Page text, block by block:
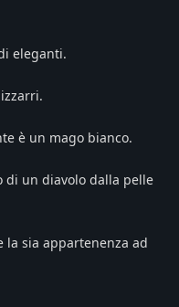
eleganti.
è un mago bianco.
di un diavolo dalla pelle
la sia appartenenza ad